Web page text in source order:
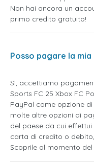
Non hai ancora un
primo credito gratuito!
Posso pagare la
Sì, accettiamo
Sports FC 25 Xbox FC
PayPal come opzione
molte altre opzioni di
del paese da cui
carta di credito o
Scoprile al momento